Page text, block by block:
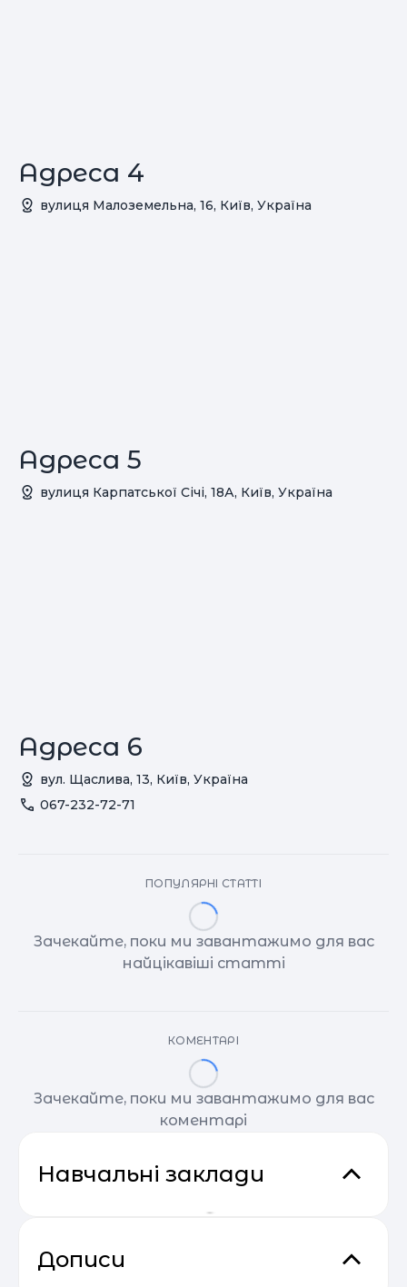
Адреса 4
вулиця Малоземельна, 16, Київ, Україна
Адреса 5
вулиця Карпатської Січі, 18А, Київ, Україна
Адреса 6
вул. Щаслива, 13, Київ, Україна
067-232-72-71
ПОПУЛЯРНІ СТАТТІ
Зачекайте, поки ми завантажимо для вас
найцікавіші статті
КОМЕНТАРІ
Зачекайте, поки ми завантажимо для вас
коментарі
Навчальні заклади
Дописи